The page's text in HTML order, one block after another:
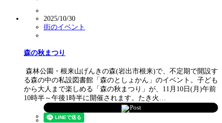
2025/10/30
街のイベント
森の秋まつり
森林公園・根来山げんきの森(岩出市根来)で、不定期で開設す
る森の中の私設図書館「森のとしょかん」のイベント。子ども
から大人まで楽しめる「森の秋まつり」が、11月10日(月)午前
10時半～午後1時半に開催されます。たき火…
Post